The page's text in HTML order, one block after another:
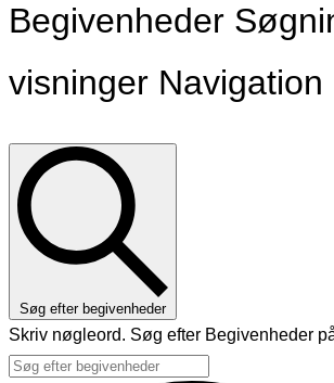
Begivenheder
visninger Navigation
Søg efter begivenheder
Skriv nøgleord. Søg efter Begivenheder